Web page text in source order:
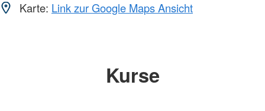
Karte: Link zur Google Maps Ansicht
Kurse